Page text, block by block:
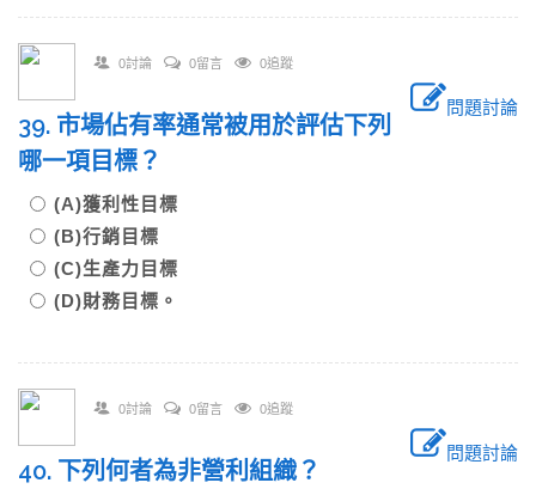
0討論 0留言 0追蹤
問題討論
39. 市場佔有率通常被用於評估下列
哪一項目標？
(A)獲利性目標
(B)行銷目標
(C)生產力目標
(D)財務目標。
0討論 0留言 0追蹤
問題討論
40. 下列何者為非營利組織？